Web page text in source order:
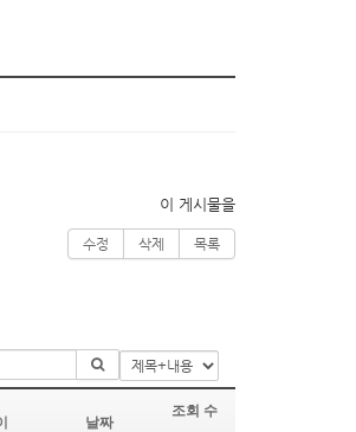
이 게시물을
수정 삭제 목록
날짜
조회 수